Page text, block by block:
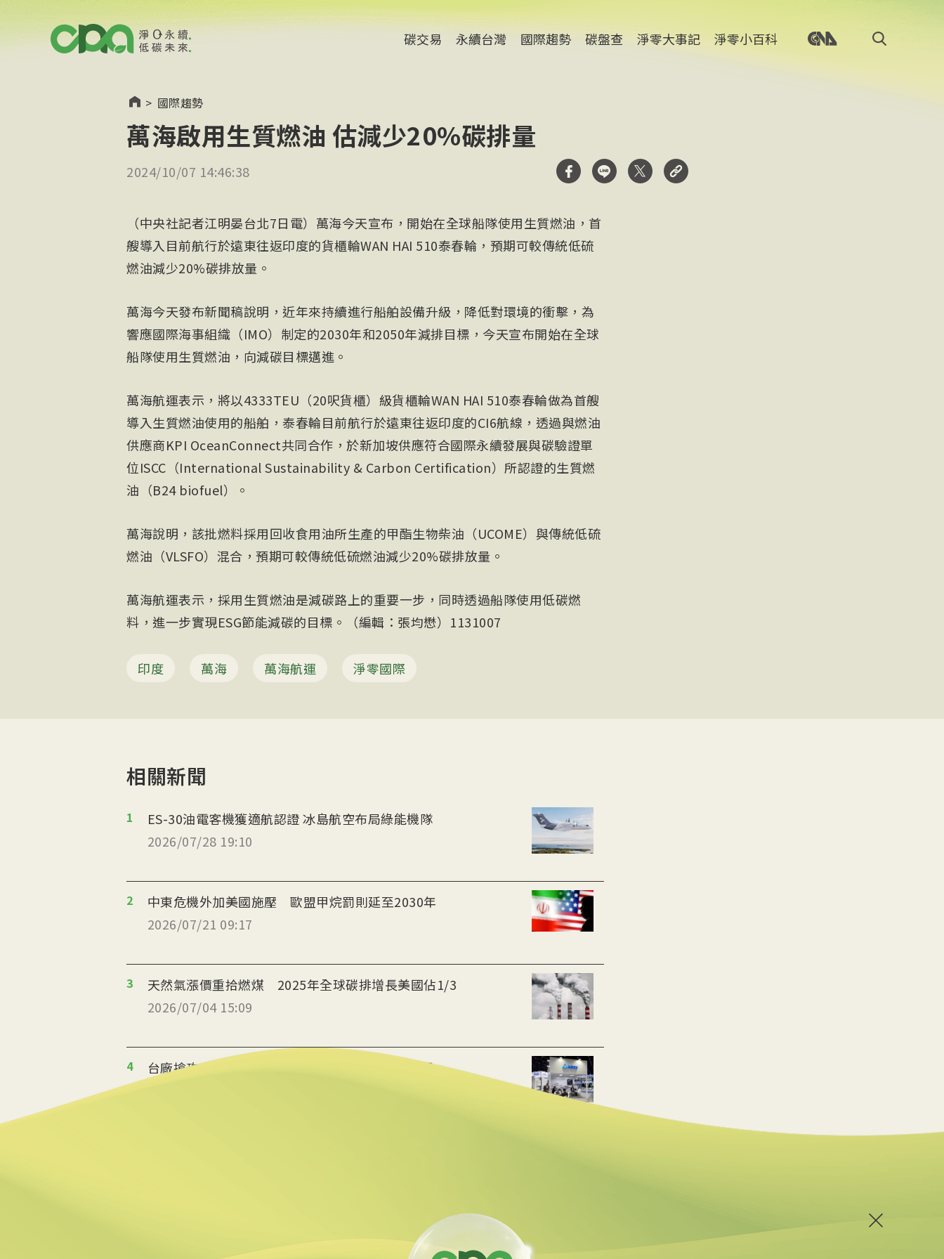
碳交易 永續台灣 國際趨勢 碳盤查 淨零大事記 淨零小百科
> 國際趨勢
萬海啟用生質燃油 估減少20%碳排量
2024/10/07 14:46:38
（中央社記者江明晏台北7日電）萬海今天宣布，開始在全球船隊使用生質燃油，首
艘導入目前航行於遠東往返印度的貨櫃輪WAN HAI 510泰春輪，預期可較傳統低硫
燃油減少20%碳排放量。
萬海今天發布新聞稿說明，近年來持續進行船舶設備升級，降低對環境的衝擊，為
響應國際海事組織（IMO）制定的2030年和2050年減排目標，今天宣布開始在全球
船隊使用生質燃油，向減碳目標邁進。
萬海航運表示，將以4333TEU（20呎貨櫃）級貨櫃輪WAN HAI 510泰春輪做為首艘
導入生質燃油使用的船舶，泰春輪目前航行於遠東往返印度的CI6航線，透過與燃油
供應商KPI OceanConnect共同合作，於新加坡供應符合國際永續發展與碳驗證單
位ISCC（International Sustainability & Carbon Certification）所認證的生質燃
油（B24 biofuel）。
萬海說明，該批燃料採用回收食用油所生產的甲酯生物柴油（UCOME）與傳統低硫
燃油（VLSFO）混合，預期可較傳統低硫燃油減少20%碳排放量。
萬海航運表示，採用生質燃油是減碳路上的重要一步，同時透過船隊使用低碳燃
料，進一步實現ESG節能減碳的目標。（編輯：張均懋）1131007
印度 萬海 萬海航運 淨零國際
相關新聞
1
ES-30油電客機獲適航認證 冰島航空布局綠能機隊
2026/07/28 19:10
2
中東危機外加美國施壓 歐盟甲烷罰則延至2030年
2026/07/21 09:17
3
天然氣漲價重拾燃煤 2025年全球碳排增長美國佔1/3
2026/07/04 15:09
4
台廠搶攻泰國能源轉型商機 布局充電樁、微電網
炸油變航油 日本加大廢食油回收助煉永續航空燃料